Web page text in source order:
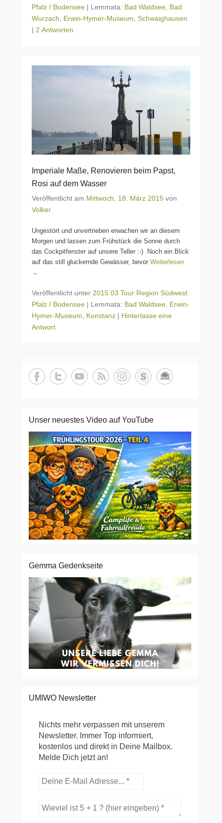
Pfalz / Bodensee | Lemmata: Bad Waldsee Bad
Wurzach
Erwin-Hymer-Museum Schwaighausen
| 2 Antworten
Imperiale Maße, Renovieren beim Papst,
Rosi auf dem Wasser
Veröffentlicht am Mittwoch, 18. März 2015 von
Volker
Ungestört und unvertrieben erwachen wir an diesem
Morgen und lassen zum Frühstück die Sonne durch
das Cockpitfenster auf unsere Teller :-) Noch ein Blick
auf das still gluckernde Gewässer, bevor Weiterlesen
→
Veröffentlicht unter 2015 03 Tour Region Südwest
Pfalz / Bodensee | Lemmata: Bad Waldsee Erwin-
Hymer-Museum
Konstanz | Hinterlasse eine
Antwort
Unser neuestes Video auf YouTube
Gemma Gedenkseite
UMIWO Newsletter
Nichts mehr verpassen mit unserem
Newsletter. Immer Top informiert,
kostenlos und direkt in Deine Mailbox.
Melde Dich jetzt an!